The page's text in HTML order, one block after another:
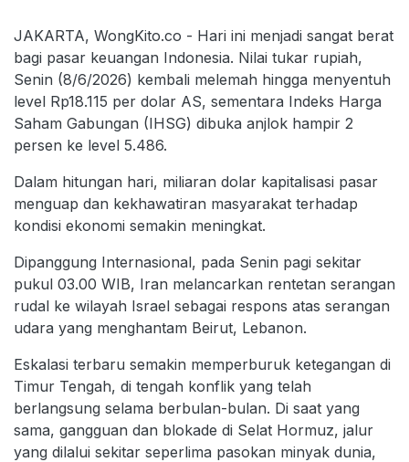
JAKARTA, WongKito.co - Hari ini menjadi sangat berat
bagi pasar keuangan Indonesia. Nilai tukar rupiah,
Senin (8/6/2026) kembali melemah hingga menyentuh
level Rp18.115 per dolar AS, sementara Indeks Harga
Saham Gabungan (IHSG) dibuka anjlok hampir 2
persen ke level 5.486.
Dalam hitungan hari, miliaran dolar kapitalisasi pasar
menguap dan kekhawatiran masyarakat terhadap
kondisi ekonomi semakin meningkat.
Dipanggung Internasional, pada Senin pagi sekitar
pukul 03.00 WIB, Iran melancarkan rentetan serangan
rudal ke wilayah Israel sebagai respons atas serangan
udara yang menghantam Beirut, Lebanon.
Eskalasi terbaru semakin memperburuk ketegangan di
Timur Tengah, di tengah konflik yang telah
berlangsung selama berbulan-bulan. Di saat yang
sama, gangguan dan blokade di Selat Hormuz, jalur
yang dilalui sekitar seperlima pasokan minyak dunia,